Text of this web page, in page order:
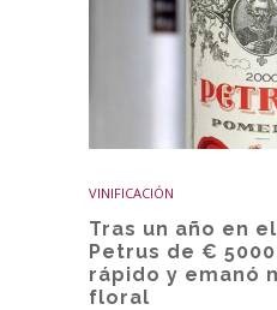
VINIFICACIÓN
Tras un año en
Petrus de €
rápido y emanó
floral